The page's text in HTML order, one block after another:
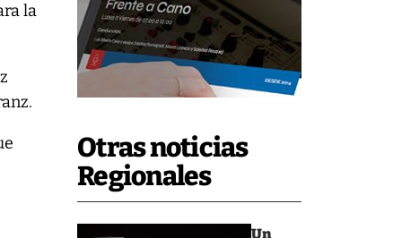
Otras noticias
Regionales
Un
la